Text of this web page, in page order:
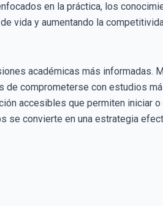
en la práctica, los
vida y aumentando la
académicas más informadas.
de comprometerse con estudios
accesibles que permiten iniciar
se convierte en una estrategia